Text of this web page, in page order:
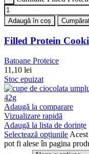
Adaugă în coș
Filled Protein
Batoane Proteice
11,10 lei
Stoc epuizat
Adaugă la comparare
Vizualizare rapidă
Adaugă la lista de dorințe
Selectează opțiunile
pot fi alese în pagina